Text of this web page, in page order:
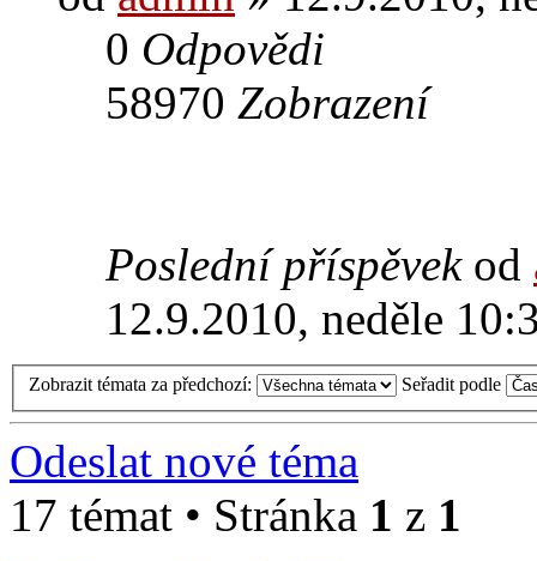
0 Odpovědi
58970 Zobrazení
Poslední příspěvek od
12.9.2010, neděle
Zobrazit témata za předchozí: Seřadit podle
Odeslat nové téma
17 témat • Stránka 1 z 1